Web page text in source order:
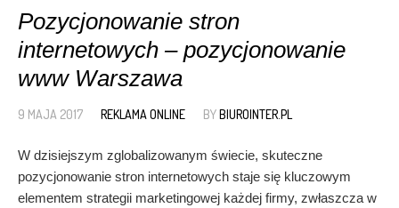
Pozycjonowanie stron
internetowych – pozycjonowanie
www Warszawa
9 MAJA 2017 REKLAMA ONLINE BYBIUROINTER.PL
W dzisiejszym zglobalizowanym świecie, skuteczne
pozycjonowanie stron internetowych staje się kluczowym
elementem strategii marketingowej każdej firmy, zwłaszcza w